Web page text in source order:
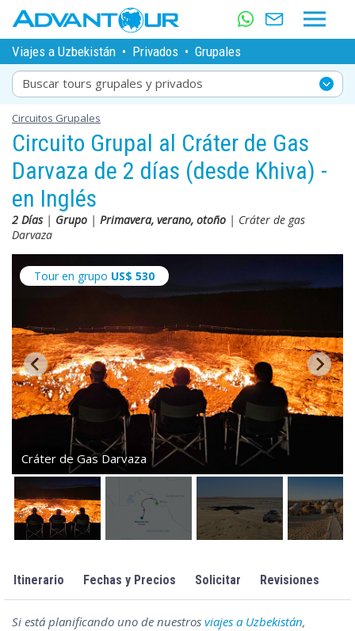
Viajes a Uzbekistán • Privados • Grupales
Buscar tours grupales y privados
Circuitos Grupales
Circuito Grupal al Cráter de Gas
Darvaza de 2 días (desde Khiva) -
en Inglés
2 Días| Grupo | Primavera, verano, otoño | Cráter de gas
Darvaza
Tour en grupo US$ 530
Cráter de Gas Darvaza
Itinerario Fechas y Precios Solicitar Revisiones
Si está planificando uno de nuestros viajes a Uzbekistán,